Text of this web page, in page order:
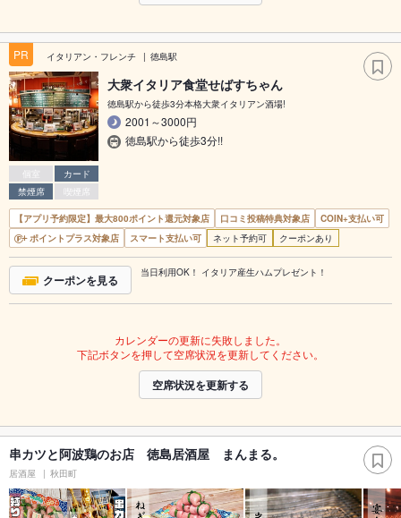
PR イタリアン・フレンチ 徳島駅
個室
カード
禁煙席
喫煙席
大衆イタリア食堂せばすちゃん
徳島駅から徒歩3分本格大衆イタリアン酒場!
2001～3000円
徳島駅から徒歩3分!!
【アプリ予約限定】最大800ポイント還元対象店 口コミ投稿特典対象店
COIN+支払い可
ポイントプラス対象店
スマート支払い可 ネット予約可 クーポンあり
クーポンを見る 当日利用OK！ イタリア産生ハムプレゼント！
カレンダーの更新に失敗しました。
下記ボタンを押して空席状況を更新してください。
空席状況を更新する
串カツと阿波鶏のお店 徳島居酒屋 まんまる。
居酒屋 秋田町